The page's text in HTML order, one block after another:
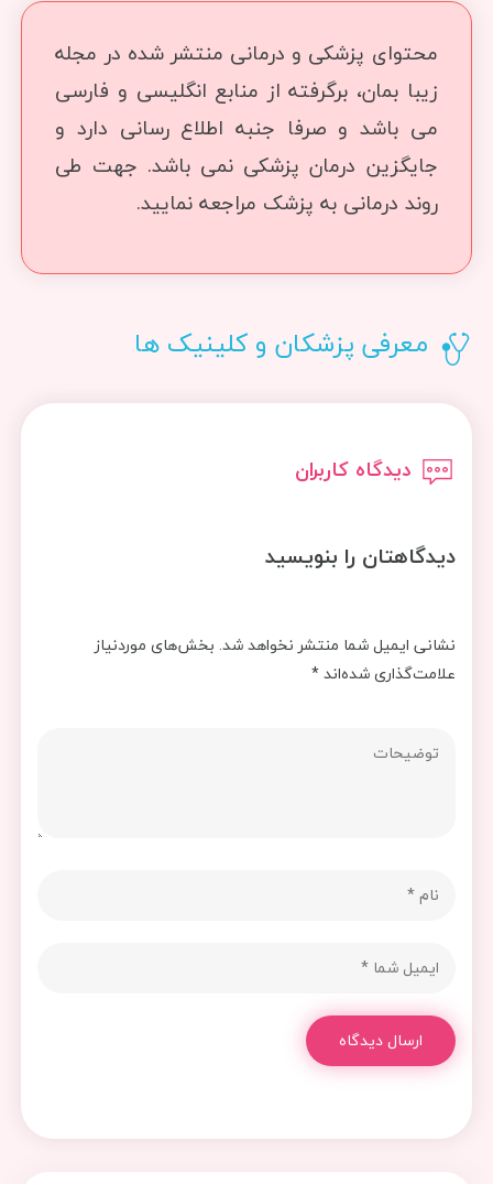
محتوای پزشکی و درمانی منتشر شده در مجله
زیبا بمان، برگرفته از منابع انگلیسی و فارسی
می باشد و صرفا جنبه اطلاع رسانی دارد و
جایگزین درمان پزشکی نمی باشد. جهت طی
روند درمانی به پزشک مراجعه نمایید.
معرفی پزشکان و کلینیک ها
دیدگاه کاربران
دیدگاهتان را بنویسید
نشانی ایمیل شما منتشر نخواهد شد. بخش‌های موردنیاز
علامت‌گذاری شده‌اند*
ارسال دیدگاه